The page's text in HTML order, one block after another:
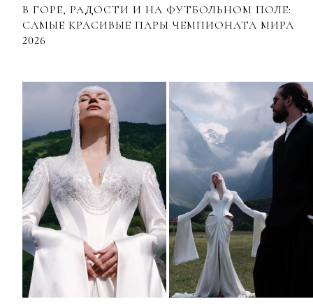
В ГОРЕ, РАДОСТИ И НА ФУТБОЛЬНОМ ПОЛЕ:
САМЫЕ КРАСИВЫЕ ПАРЫ ЧЕМПИОНАТА МИРА
2026